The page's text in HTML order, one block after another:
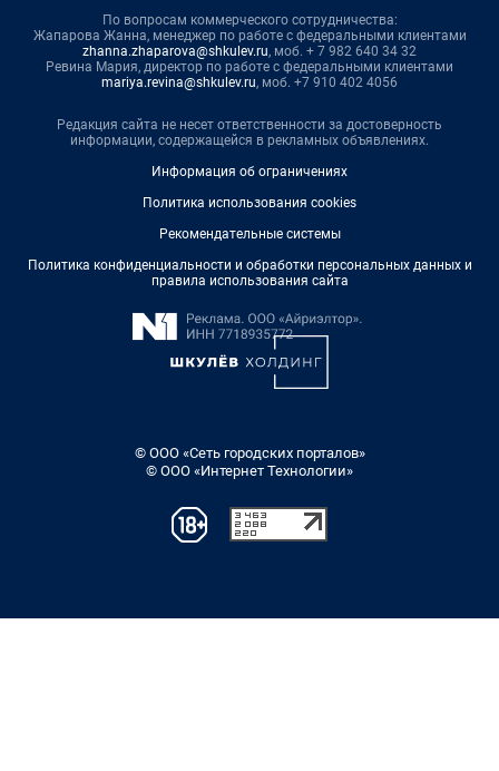
По вопросам коммерческого сотрудничества:
Жапарова Жанна, менеджер по работе с федеральными клиентами
zhanna.zhaparova@shkulev.ru, моб. + 7 982 640 34 32
Ревина Мария, директор по работе с федеральными клиентами
mariya.revina@shkulev.ru, моб. +7 910 402 4056
Редакция сайта не несет ответственности за достоверность
информации, содержащейся в рекламных объявлениях.
Информация об ограничениях
Политика использования cookies
Рекомендательные системы
Политика конфиденциальности и обработки персональных данных и
правила использования сайта
© ООО «Сеть городских порталов»
© ООО «Интернет Технологии»